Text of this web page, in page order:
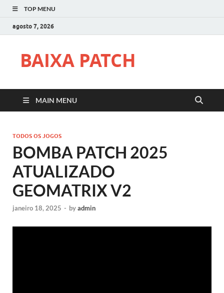
TOP MENU
agosto 7, 2026
BAIXA PATCH
MAIN MENU
TODOS OS JOGOS
BOMBA PATCH 2025
ATUALIZADO
GEOMATRIX V2
janeiro 18, 2025 - byadmin